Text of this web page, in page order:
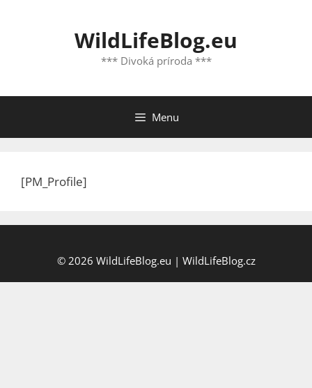
WildLifeBlog.eu
*** Divoká príroda ***
Menu
[PM_Profile]
© 2026 WildLifeBlog.eu | WildLifeBlog.cz